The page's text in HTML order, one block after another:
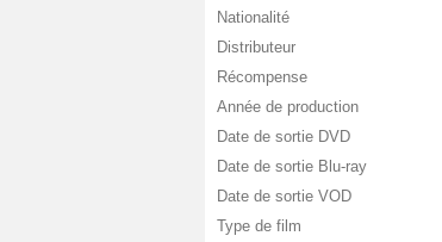
Nationalité
Distributeur
Récompense
Année de production
Date de sortie DVD
Date de sortie Blu-ray
Date de sortie VOD
Type de film